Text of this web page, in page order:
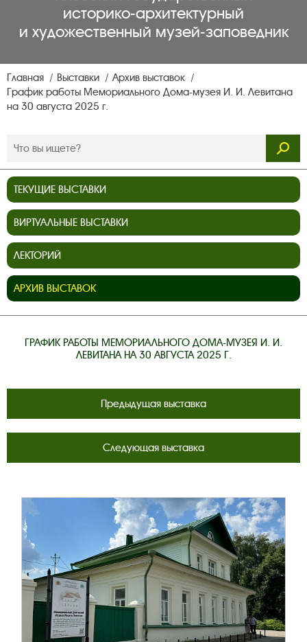
историко‑архитектурный
и художественный музей‑заповедник
Главная Выставки
Архив выставок
График работы Мемориального Дома-музея И. И. Левитана
на 30 августа 2025 г.
ТЕКУЩИЕ ВЫСТАВКИ
ВИРТУАЛЬНЫЕ ВЫСТАВКИ
ЛЕКТОРИЙ
АРХИВ ВЫСТАВОК
ГРАФИК РАБОТЫ МЕМОРИАЛЬНОГО ДОМА-МУЗЕЯ И. И.
ЛЕВИТАНА НА 30 АВГУСТА 2025 Г.
Предыдущая выставка
Следующая выставка